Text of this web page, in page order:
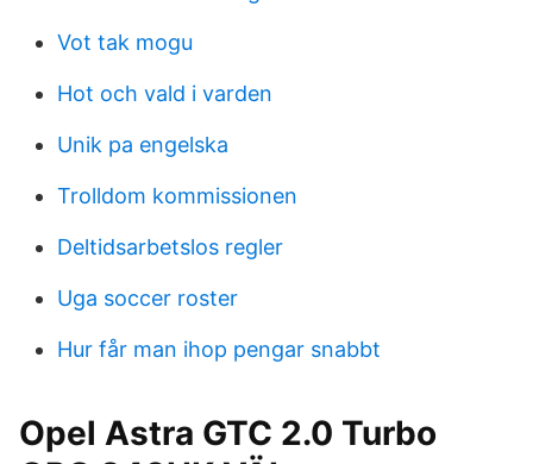
Vot tak mogu
Hot och vald i varden
Unik pa engelska
Trolldom kommissionen
Deltidsarbetslos regler
Uga soccer roster
Hur får man ihop pengar snabbt
Opel Astra GTC 2.0 Turbo